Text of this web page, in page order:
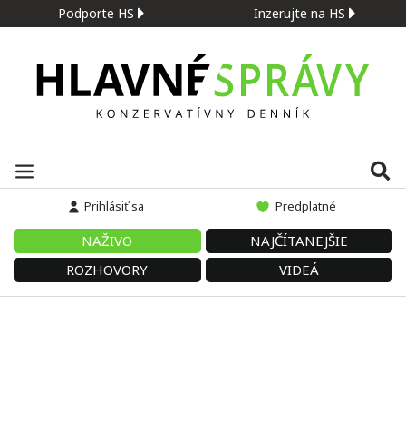
Podporte HS Inzerujte na HS
Prihlásiť sa Predplatné
NAŽIVO
NAJČÍTANEJŠIE
ROZHOVORY
VIDEÁ